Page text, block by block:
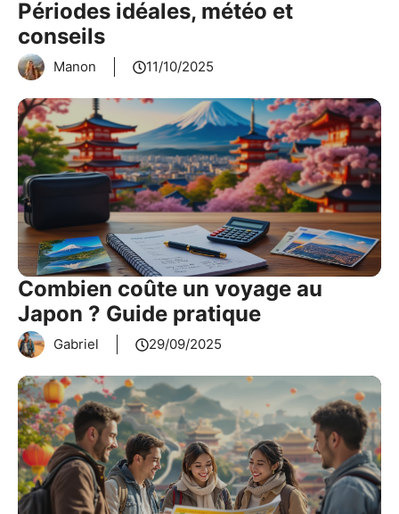
Périodes idéales, météo et
conseils
Manon 11/10/2025
Combien coûte un voyage au
Japon ? Guide pratique
Gabriel 29/09/2025